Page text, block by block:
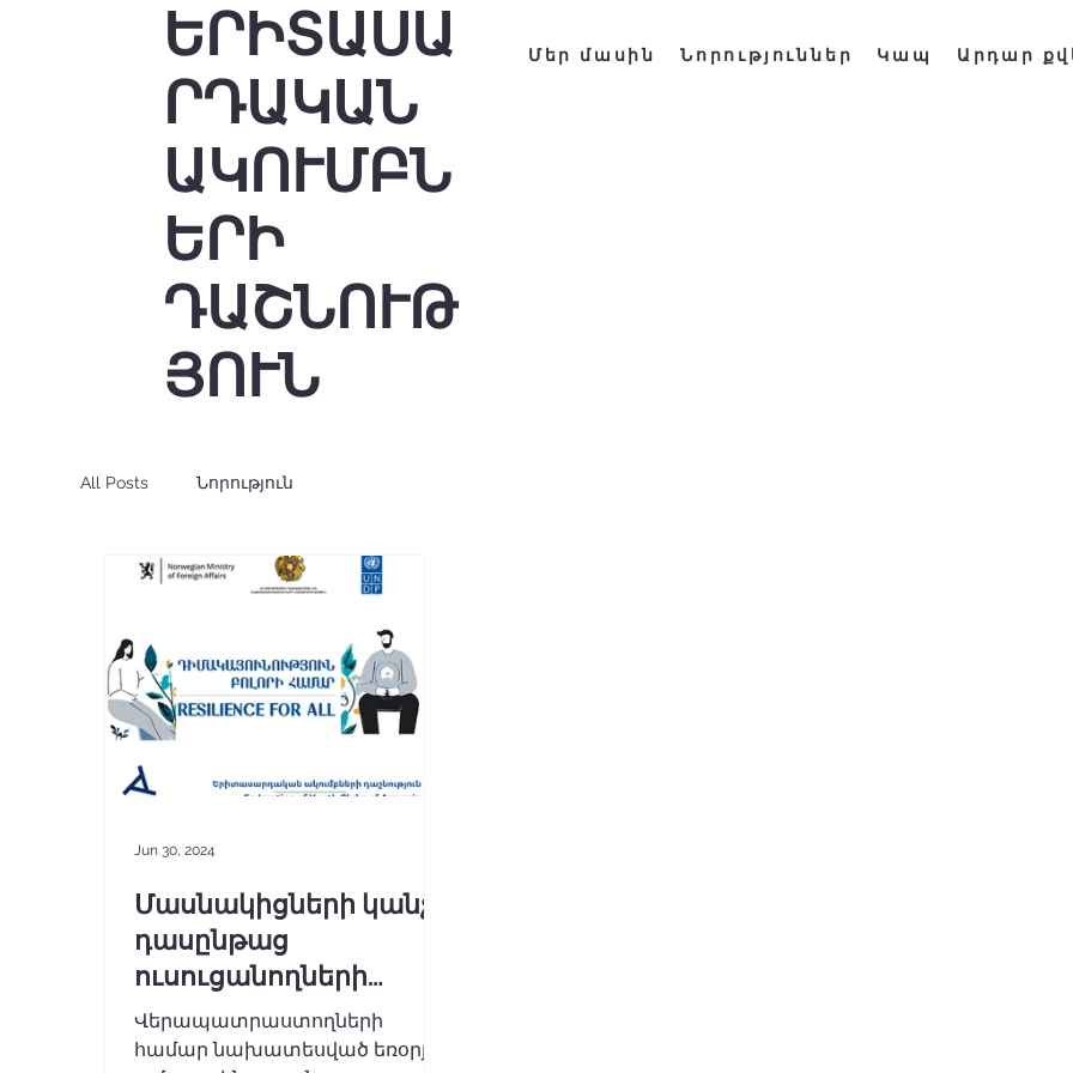
ԵՐԻՏԱՍԱ
ՐԴԱԿԱՆ
ԱԿՈՒՄԲՆ
ԵՐԻ
ԴԱՇՆՈՒԹ
ՅՈՒՆ
Մեր մասին Նորություններ Կապ Արդար
All Posts Նորություն
Մասնակիցների կանչ․
դասընթաց
ուսուցանողների
համար
Վերապատրաստողների
համար նախատեսված եռօրյա
Jun 30, 2024